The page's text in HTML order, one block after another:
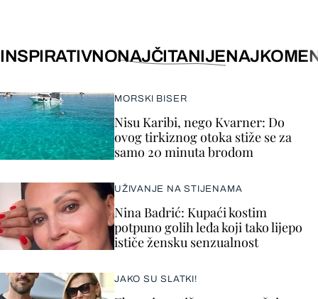
INSPIRATIVNONAJČITANIJE
MORSKI BISER
Nisu Karibi, nego Kvarner: Do
ovog tirkiznog otoka stiže se za
samo 20 minuta brodom
UŽIVANJE NA STIJENAMA
Nina Badrić: Kupaći kostim
potpuno golih leđa koji tako lijepo
ističe žensku senzualnost
JAKO SU SLATKI!